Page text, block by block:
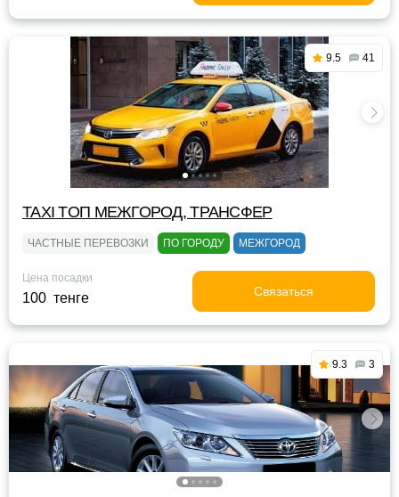
9.5 41
TAXI TOП МЕЖГОРОД, ТРАНСФЕР
ЧАСТНЫЕ ПЕРЕВОЗКИ ПО ГОРОДУ МЕЖГОРОД
Цена посадки
100 тенге Связаться
9.3 3